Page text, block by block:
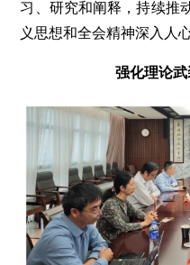
习、研究和阐释，持续推
义思想和全会精神深入人
强化理论